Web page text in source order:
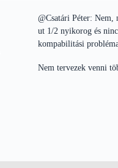
@Csatári Péter: Nem,
ut 1/2 nyikorog és
kompabilitási
Nem tervezek venni